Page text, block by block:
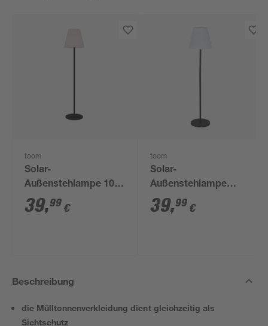
toom
Solar-
Außenstehlampe 100
lm warmweiß IP 44 Ø
34,5 x 150 cm
39,99 €
toom
Solar-
Außenstehlampe
warmweiß,
Farbwechsler IP 44 Ø
39,99 €
Beschreibung
die Mülltonnenverkleidung dient gleichzeitig als
Sichtschutz